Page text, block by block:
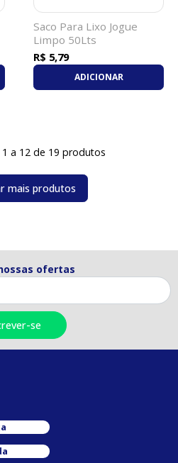
Saco Para Lixo Jogue
Limpo 50Lts
R$ 5,79
ADICIONAR
a 12 de 19 produtos
mais produtos
ofertas